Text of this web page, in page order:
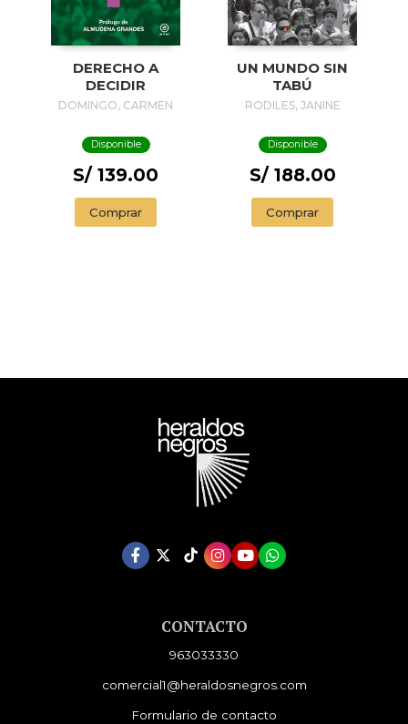
DERECHO A
DECIDIR
DOMINGO, CARMEN
Disponible
S/ 139.00
Comprar
UN MUNDO SIN
TABÚ
RODILES, JANINE
Disponible
S/ 188.00
Comprar
CONTACTO
963033330
comercial1@heraldosnegros.com
Formulario de contacto